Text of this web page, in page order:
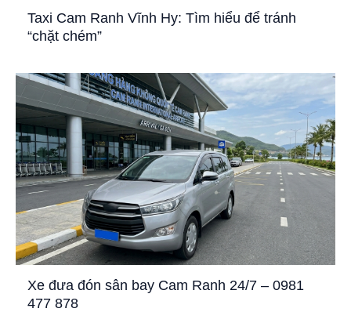
Taxi Cam Ranh Vĩnh Hy: Tìm hiểu để tránh
“chặt chém”
Xe đưa đón sân bay Cam Ranh 24/7 – 0981
477 878